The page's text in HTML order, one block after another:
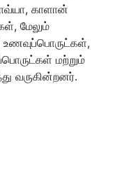
காளான்
மேலும்
உணவுப்பொருட்கள்,
மற்றும்
வருகின்றனர்.